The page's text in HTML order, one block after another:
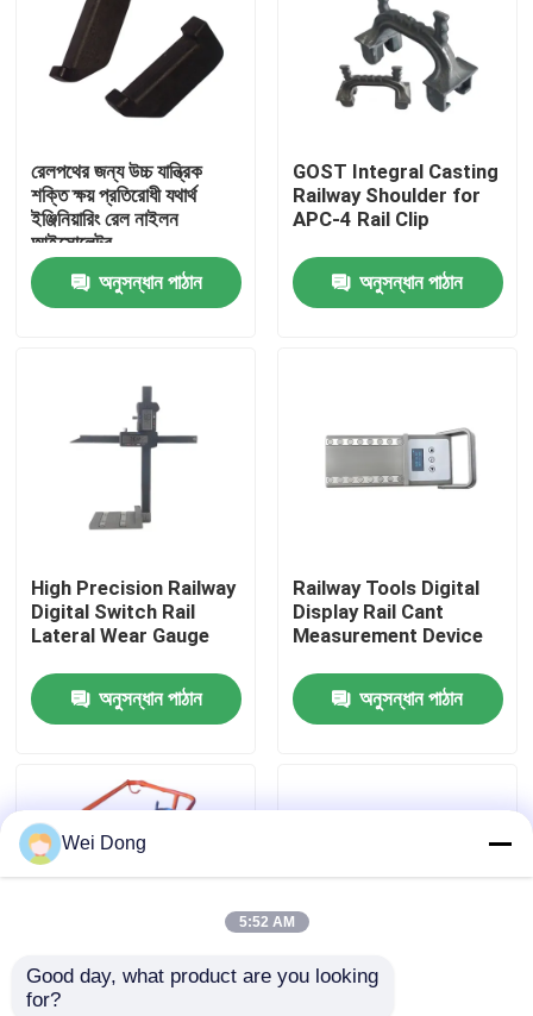
গুণমান নিয়ন্ত্রণ
আমাদের সাথে যোগাযোগ
মামলা
একটি উদ্ধৃতি অনুরোধ করুন
রেলপথের জন্য উচ্চ যান্ত্রিক
শক্তি ক্ষয় প্রতিরোধী যথার্থ
ইঞ্জিনিয়ারিং রেল নাইলন
আইসোলেটর
অনুসন্ধান পাঠান
GOST Integral Casting
Railway Shoulder for
APC-4 Rail Clip
অনুসন্ধান পাঠান
High Precision Railway
Digital Switch Rail
Lateral Wear Gauge
অনুসন্ধান পাঠান
Railway Tools Digital
Display Rail Cant
Measurement Device
অনুসন্ধান পাঠান
DGM-2.2 Rail Profile
Wei Dong
5:52 AM
Good day, what product are you looking
for?